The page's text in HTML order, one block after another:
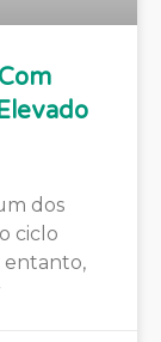
dos
ciclo
entanto,